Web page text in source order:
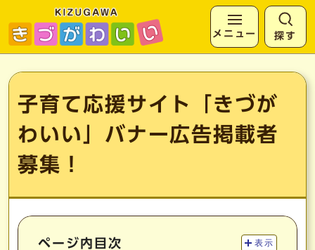
ページの先頭です
メニュー 探す
ここから本文です
子育て応援サイト「きづが
わいい」バナー広告掲載者
募集！
ページ内目次 表示